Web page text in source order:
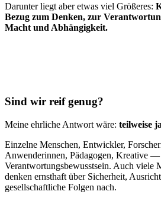
Darunter liegt aber etwas viel Größeres:
Bezug zum Denken, zur
Macht und Abhängigkeit.
Sind wir reif genug?
Meine ehrliche Antwort wäre: teilweise
Einzelne Menschen, Entwickler,
Anwenderinnen, Pädagogen, Kreative —
Verantwortungsbewusstsein. Auch viele
denken ernsthaft über Sicherheit,
gesellschaftliche Folgen nach.